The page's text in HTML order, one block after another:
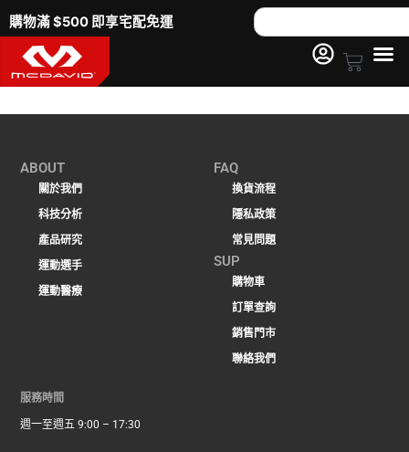
至
要
容
購物滿 $500 即享宅配免運 Search
Cart
ABOUT
關於我們
科技分析
產品研究
運動選手
運動醫療
FAQ
換貨流程
隱私政策
常見問題
SUP
購物車
訂單查詢
銷售門市
聯絡我們
服務時間
週一至週五 9:00 – 17:30